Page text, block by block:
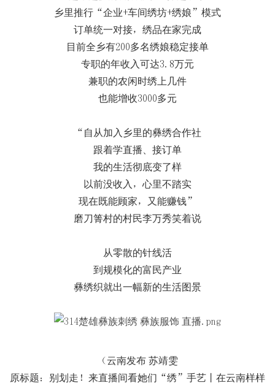
乡里推行“企业+车间绣坊+绣娘”模式
订单统一对接，绣品在家完成
目前全乡有200多名绣娘稳定接单
专职的年收入可达3.8万元
兼职的农闲时绣上几件
也能增收3000多元
“自从加入乡里的彝绣合作社
跟着学直播、接订单
我的生活彻底变了样
以前没收入，心里不踏实
现在既能顾家，又能赚钱”
磨刀箐村的村民李万秀笑着说
从零散的针线活
到规模化的富民产业
彝绣织就出一幅新的生活图景
（云南发布 苏靖雯
原标题：别划走！来直播间看她们“绣”手艺丨在云南样样